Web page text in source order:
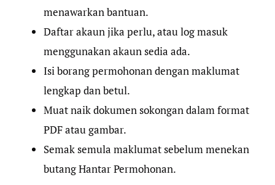
menawarkan bantuan.
Daftar akaun jika perlu, atau log masuk
menggunakan akaun sedia ada.
Isi borang permohonan dengan maklumat
lengkap dan betul.
Muat naik dokumen sokongan dalam format
PDF atau gambar.
Semak semula maklumat sebelum menekan
butang Hantar Permohonan.